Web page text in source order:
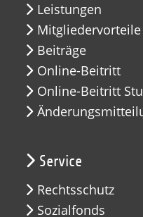
Leistungen
Mitgliedervorteile
Beiträge
Online-Beitritt
Online-Beitritt
Service
Rechtsschutz
Sozialfonds